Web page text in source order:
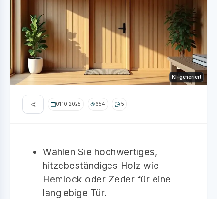
KI-generiert
01.10.2025 654 5
Wählen Sie hochwertiges,
hitzebeständiges Holz wie
Hemlock oder Zeder für eine
langlebige Tür.